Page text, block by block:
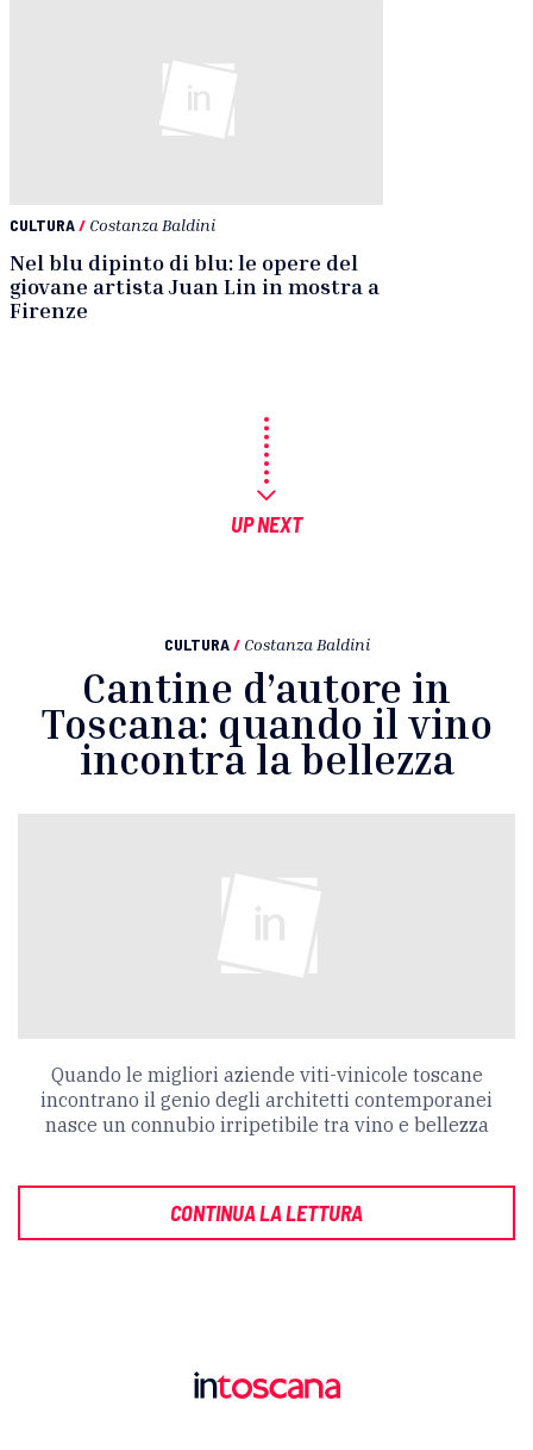
CULTURA/ Costanza Baldini
Nel blu dipinto di blu: le opere del
giovane artista Juan Lin in mostra a
Firenze
UP NEXT
CULTURA / Costanza Baldini
Cantine d’autore in
Toscana: quando il vino
incontra la bellezza
Quando le migliori aziende viti-vinicole toscane
incontrano il genio degli architetti contemporanei
nasce un connubio irripetibile tra vino e bellezza
CONTINUA LA LETTURA